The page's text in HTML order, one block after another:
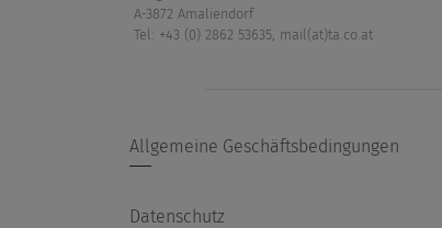
A-3872 Amaliendorf
Tel: +43 (0) 2862 53635 mail(at)ta.co.at
Allgemeine Geschäftsbedingungen
Datenschutz